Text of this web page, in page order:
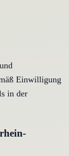
Einwilligung
in der